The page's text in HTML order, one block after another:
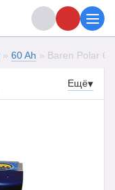
» 60 Ah » Baren Polar
Ещё▾